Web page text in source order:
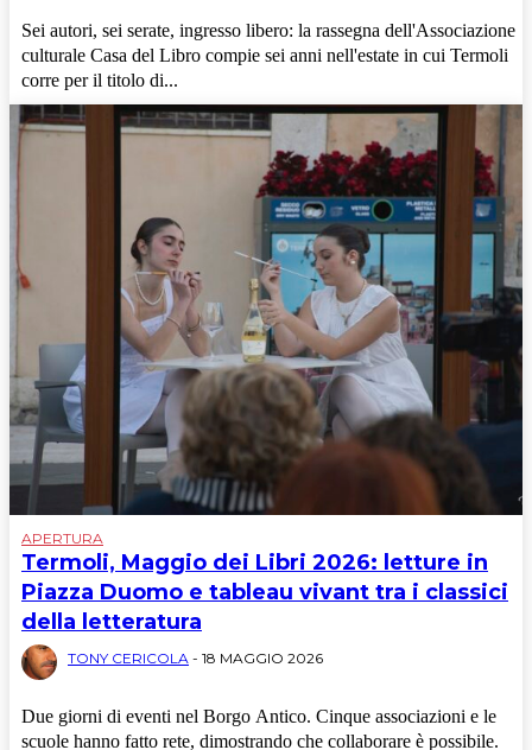
Sei autori, sei serate, ingresso libero: la rassegna dell'Associazione
culturale Casa del Libro compie sei anni nell'estate in cui Termoli
corre per il titolo di...
APERTURA
Termoli, Maggio dei Libri 2026: letture in
Piazza Duomo e tableau vivant tra i classici
della letteratura
TONY CERICOLA - 18 MAGGIO 2026
Due giorni di eventi nel Borgo Antico. Cinque associazioni e le
scuole hanno fatto rete, dimostrando che collaborare è possibile.